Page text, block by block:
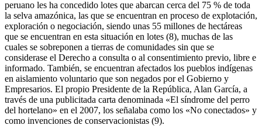
peruano les ha concedido lotes que abarcan cerca del 75 % de toda
la selva amazónica, las que se encuentran en proceso de explotación,
exploración o negociación, siendo unas 55 millones de hectáreas
que se encuentran en esta situación en lotes (8), muchas de las
cuales se sobreponen a tierras de comunidades sin que se
considerase el Derecho a consulta o al consentimiento previo, libre e
informado. También, se encuentran afectados los pueblos indígenas
en aislamiento voluntario que son negados por el Gobierno y
Empresarios. El propio Presidente de la República, Alan García, a
través de una publicitada carta denominada «El síndrome del perro
del hortelano» en el 2007, los señalaba como los «No conectados» y
como invenciones de conservacionistas (9).